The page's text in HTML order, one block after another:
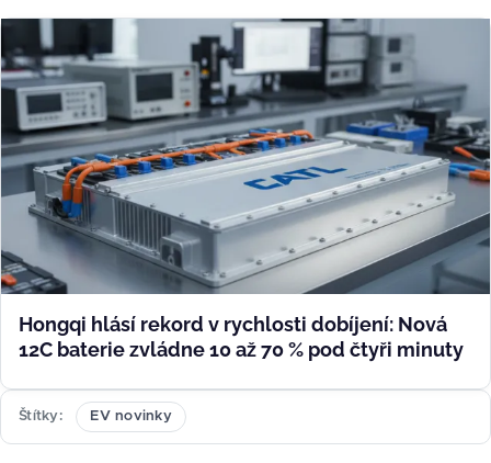
Hongqi hlásí rekord v rychlosti dobíjení: Nová
12C baterie zvládne 10 až 70 % pod čtyři minuty
Štítky EV novinky